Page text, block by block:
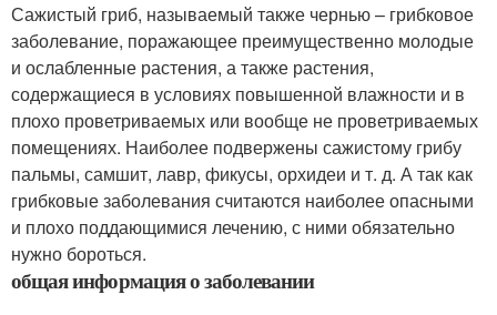
Сажистый гриб, называемый также чернью – грибковое
заболевание, поражающее преимущественно молодые
и ослабленные растения, а также растения,
содержащиеся в условиях повышенной влажности и в
плохо проветриваемых или вообще не проветриваемых
помещениях. Наиболее подвержены сажистому грибу
пальмы, самшит, лавр, фикусы, орхидеи и т. д. А так как
грибковые заболевания считаются наиболее опасными
и плохо поддающимися лечению, с ними обязательно
нужно бороться.
общая информация о заболевании